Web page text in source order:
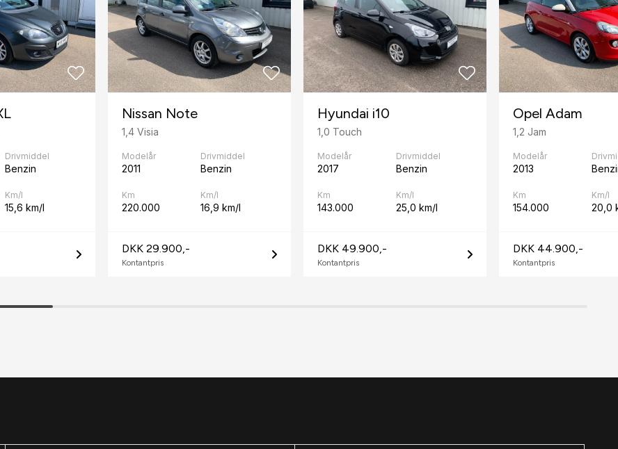
Drivmiddel
Benzin
Km/l
15,6 km/l
Nissan Note
1,4 Visia
Modelår
2011
Drivmiddel
Benzin
Km
220.000
Km/l
16,9 km/l
DKK 29.900,-
Kontantpris
Hyundai i10
1,0 Touch
Modelår
2017
Drivmiddel
Benzin
Km
143.000
Km/l
25,0 km/l
DKK 49.900,-
Kontantpris
Opel Adam
1,2 Jam
Modelår
2013
Km
154.000
Km/l
20,0
DKK 44.900,-
Kontantpris